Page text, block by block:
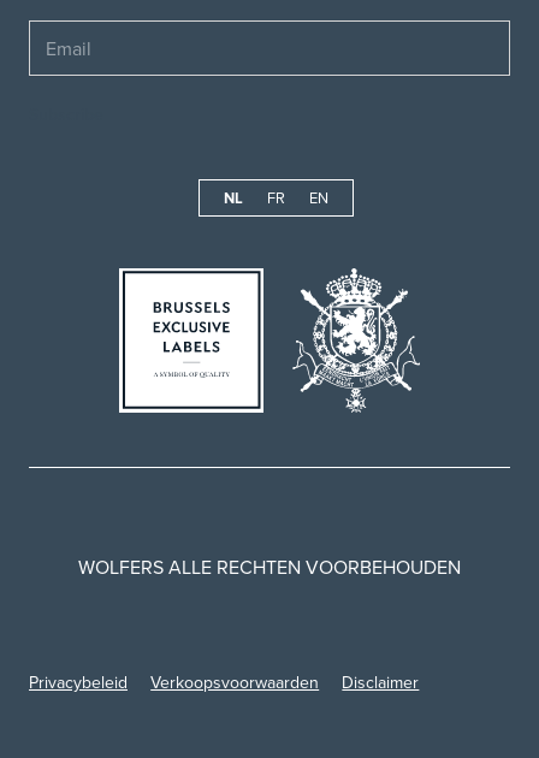
NL FR EN
WOLFERS ALLE RECHTEN VOORBEHOUDEN
Privacybeleid Verkoopsvoorwaarden Disclaimer